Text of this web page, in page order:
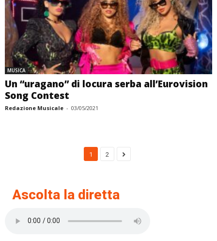
MUSICA
Un “uragano” di locura serba all’Eurovision
Song Contest
Redazione Musicale - 03/05/2021
1 2
Ascolta la diretta